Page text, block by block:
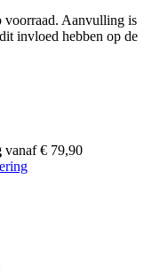
voorraad. Aanvulling is
invloed hebben op de
vanaf € 79,90